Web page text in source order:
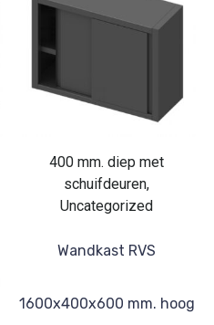
400 mm. diep met
schuifdeuren,
Uncategorized
Wandkast RVS
1600x400x600 mm. hoog